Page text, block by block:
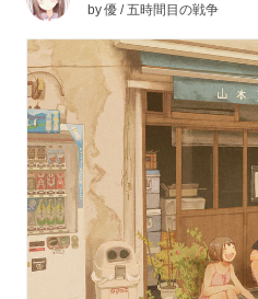
by優 / 五時間目の戦争